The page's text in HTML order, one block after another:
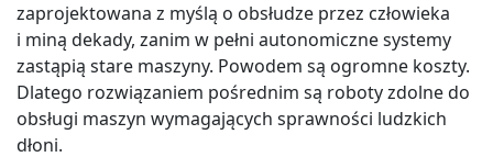
zaprojektowana z myślą o obsłudze przez człowieka
i miną dekady, zanim w pełni autonomiczne systemy
zastąpią stare maszyny. Powodem są ogromne koszty.
Dlatego rozwiązaniem pośrednim są roboty zdolne do
obsługi maszyn wymagających sprawności ludzkich
dłoni.